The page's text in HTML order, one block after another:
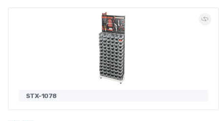
STX-1078